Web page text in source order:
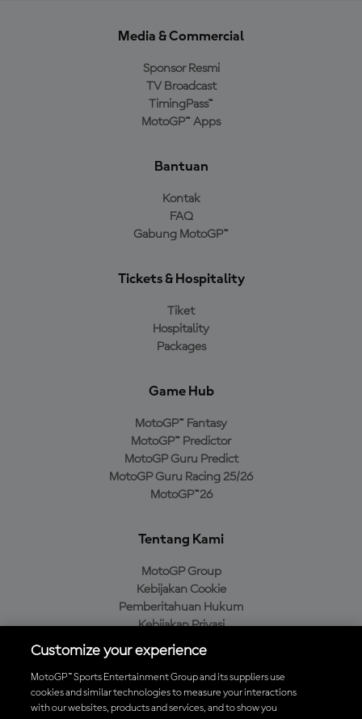
Media & Commercial
Sponsor Resmi
TV Broadcast
TimingPass™
MotoGP™ Apps
Bantuan
Kontak
FAQ
Gabung MotoGP™
Tickets & Hospitality
Tiket
Hospitality
Packages
Game Hub
MotoGP™ Fantasy
MotoGP™ Predictor
MotoGP Guru Predict
MotoGP Guru Racing 25/26
MotoGP™26
Tentang Kami
MotoGP Group
Kebijakan Cookie
Pemberitahuan Hukum
Kebijakan Privasi
Kebijakan Pembelian
Unduh Aplikasi Resmi MotoGP™
Customize your experience
MotoGP™ Sports Entertainment Group and its suppliers use
cookies and similar technologies to measure your interactions
with our websites, products and services, and to show you